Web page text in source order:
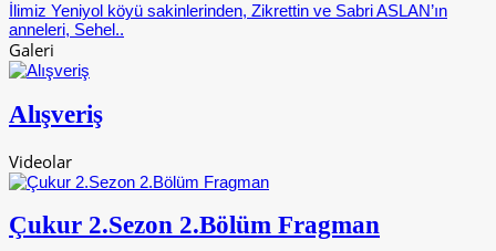
İlimiz Yeniyol köyü sakinlerinden, Zikrettin ve Sabri ASLAN’ın
anneleri, Sehel..
Galeri
Alışveriş
Videolar
Çukur 2.Sezon 2.Bölüm Fragman